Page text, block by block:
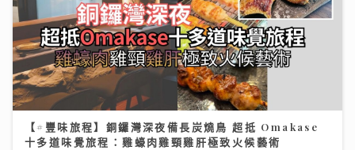
【#豐味旅程】銅鑼灣深夜備長炭燒鳥 超抵 Omakase
十多道味覺旅程：雞蠔肉雞頸雞肝極致火候藝術